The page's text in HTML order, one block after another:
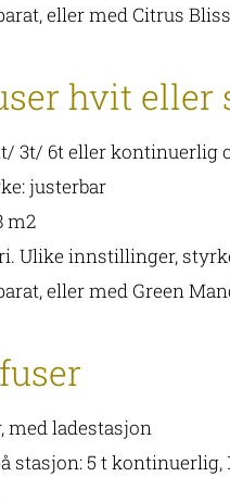
eller med Citrus Bliss
hvit eller
3t/ 6t eller kontinuerlig
justerbar
m2
Ulike innstillinger,
eller med Green
med ladestasjon
stasjon: 5 t kontinuerlig,